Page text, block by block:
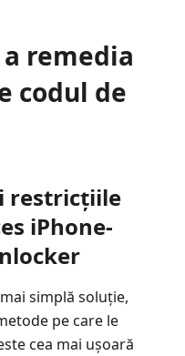
remedia
codul de
restricțiile
iPhone-
simplă soluție,
pe care le
cea mai ușoară